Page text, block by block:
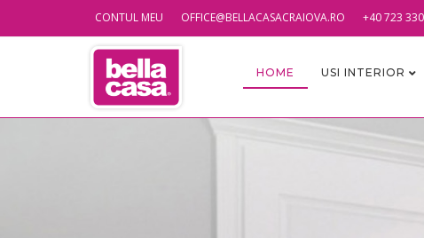
CONTUL MEU OFFICE@BELLACASACRAIOVA.RO +40 723
HOME USI INTERIOR